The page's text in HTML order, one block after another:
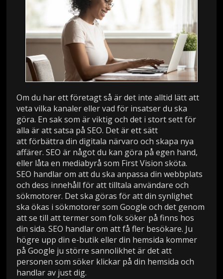
Om du har ett företagt så är det inte alltid lätt att
veta vilka kanaler eller vad för insatser du ska
göra. En sak som är viktig och det i stort sett för
alla är att satsa på SEO. Det är ett sätt
att förbättra din digitala närvaro och skapa nya
affärer. SEO är något du kan göra på egen hand,
eller låta en mediabyrå som First Vision sköta.
SEO handlar om att du ska anpassa din webbplats
och dess innehåll för att tilltala användare och
sökmotorer. Det ska göras för att din synlighet
ska ökas i sökmotorer som Google och det genom
att se till att termer som folk söker på finns hos
din sida. SEO handlar om att få fler besökare. Ju
högre upp din e-butik eller din hemsida kommer
på Google ju större sannolikhet är det att
personen som söker klickar på din hemsida och
handlar av just dig.